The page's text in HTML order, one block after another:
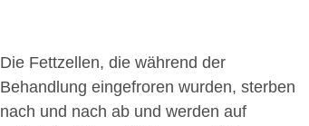
Die Fettzellen, die während der
Behandlung eingefroren wurden, sterben
nach und nach ab und werden auf